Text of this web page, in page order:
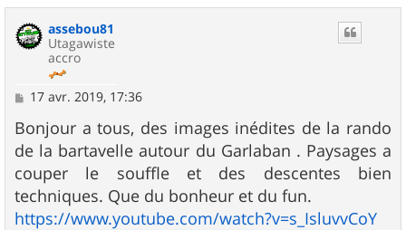
assebou81
Utagawiste
accro
M
s
s
a
g
e
17 avr. 2019, 17:36
Bonjour a tous, des images inédites de la rando
de la bartavelle autour du Garlaban . Paysages a
couper le souffle et des descentes bien
techniques. Que du bonheur et du fun.
https://www.youtube.com/watch?v=s_IsluvvCoY